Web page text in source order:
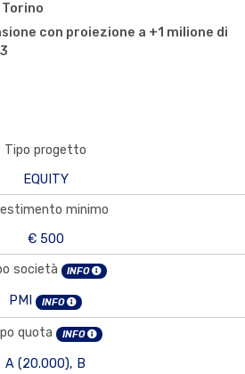
con proiezione a +1 milione di
Tipo progetto
EQUITY
minimo
€ 500
società
INFO
PMI INFO
quota INFO
A (20.000), B